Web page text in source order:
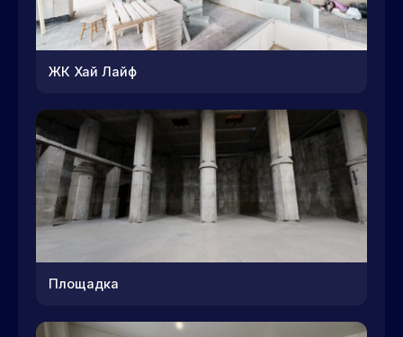
ЖК Хай Лайф
Площадка